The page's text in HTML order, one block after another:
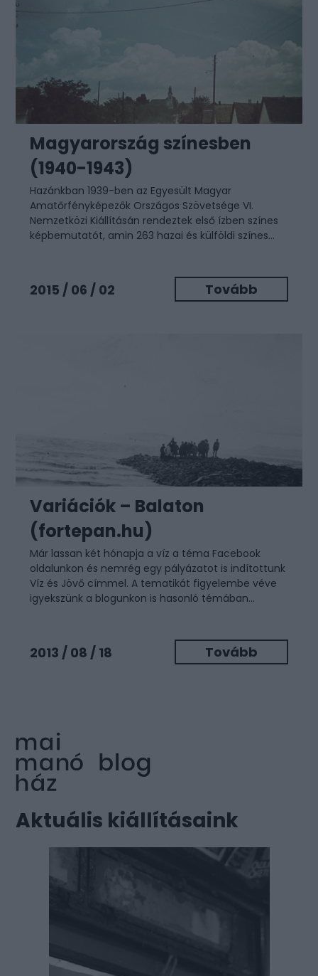
Magyarország színesben
(1940-1943)
Hazánkban 1939-ben az Egyesült Magyar
Amatőrfényképezők Országos Szövetsége VI.
Nemzetközi Kiállításán rendeztek első ízben színes
képbemutatót, amin 263 hazai és külföldi színes...
2015 / 06 / 02 Tovább
Variációk – Balaton
(fortepan.hu)
Már lassan két hónapja a víz a téma Facebook
oldalunkon és nemrég egy pályázatot is indítottunk
Víz és Jövő címmel. A tematikát figyelembe véve
igyekszünk a blogunkon is hasonló témában...
2013 / 08 / 18 Tovább
Aktuális kiállításaink